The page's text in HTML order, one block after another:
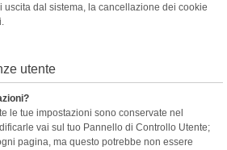
uscita dal sistema, la cancellazione dei cookie
utente
le tue impostazioni sono conservate nel
vai sul tuo Pannello di Controllo Utente;
pagina, ma questo potrebbe non essere